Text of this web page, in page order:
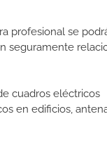
profesional se
seguramente
cuadros eléctricos
en edificios,